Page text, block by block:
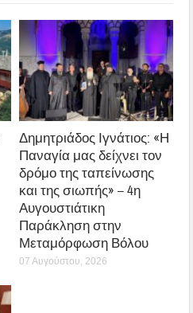
Δημητριάδος Ιγνάτιος: «Η
Παναγία μας δείχνει τον
δρόμο της ταπείνωσης
και της σιωπής» – 4η
Αυγουστιάτικη
Παράκληση στην
Μεταμόρφωση Βόλου
07 Αυγούστου, 2026